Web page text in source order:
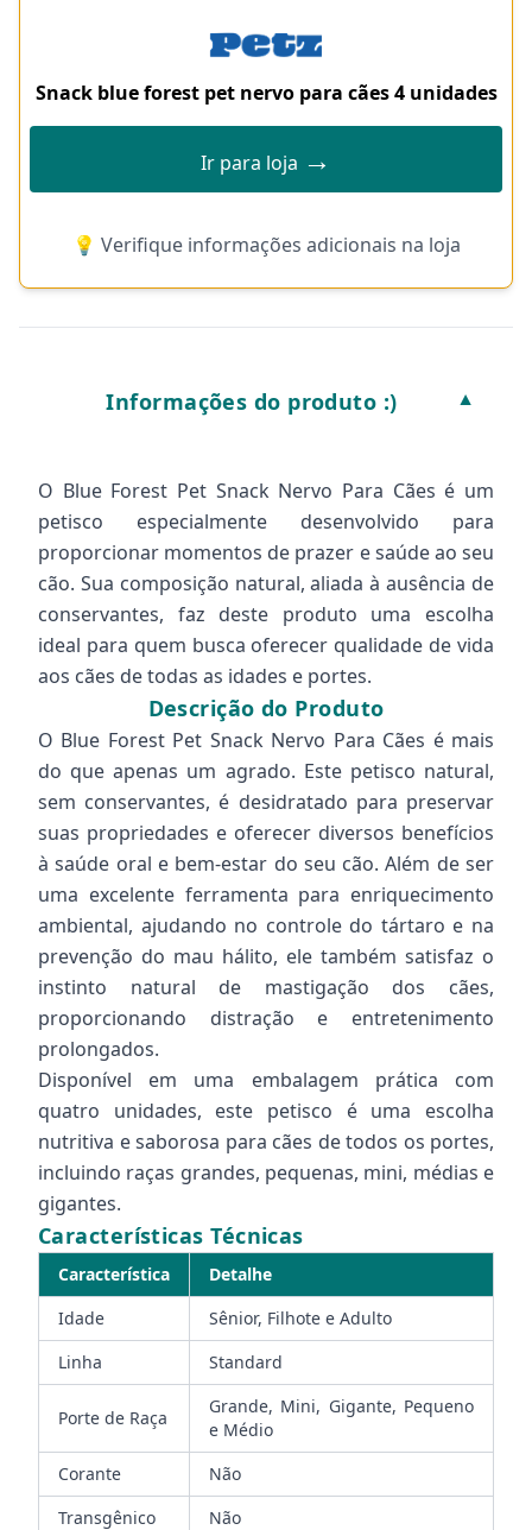
Snack blue forest pet nervo para cães 4 unidades
Ir para loja →
💡 Verifique informações adicionais na loja
Informações do produto :) ▼
O Blue Forest Pet Snack Nervo Para Cães é um
petisco especialmente desenvolvido para
proporcionar momentos de prazer e saúde ao seu
cão. Sua composição natural, aliada à ausência de
conservantes, faz deste produto uma escolha
ideal para quem busca oferecer qualidade de vida
aos cães de todas as idades e portes.
Descrição do Produto
O Blue Forest Pet Snack Nervo Para Cães é mais
do que apenas um agrado. Este petisco natural,
sem conservantes, é desidratado para preservar
suas propriedades e oferecer diversos benefícios
à saúde oral e bem-estar do seu cão. Além de ser
uma excelente ferramenta para enriquecimento
ambiental, ajudando no controle do tártaro e na
prevenção do mau hálito, ele também satisfaz o
instinto natural de mastigação dos cães,
proporcionando distração e entretenimento
prolongados.
Disponível em uma embalagem prática com
quatro unidades, este petisco é uma escolha
nutritiva e saborosa para cães de todos os portes,
incluindo raças grandes, pequenas, mini, médias e
gigantes.
Características Técnicas
Característica
Detalhe
Idade
Sênior, Filhote e Adulto
Linha
Standard
Porte de Raça
Grande, Mini, Gigante, Pequeno
e Médio
Corante
Não
Transgênico
Não